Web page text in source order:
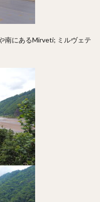
南にあるMirveti; ミルヴェテ